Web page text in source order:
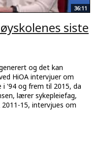
36:11
siste
og det kan
HiOA intervjuer om
i '94 og frem til 2015, da
lærer sykepleiefag,
2011-15, intervjues om